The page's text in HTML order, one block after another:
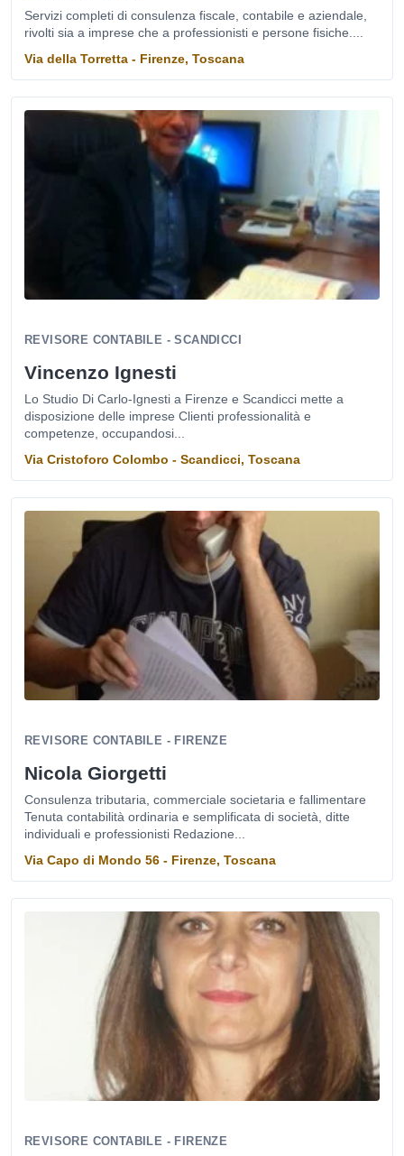
Servizi completi di consulenza fiscale, contabile e aziendale,
rivolti sia a imprese che a professionisti e persone fisiche....
Via della Torretta - Firenze, Toscana
REVISORE CONTABILE - SCANDICCI
Vincenzo Ignesti
Lo Studio Di Carlo-Ignesti a Firenze e Scandicci mette a
disposizione delle imprese Clienti professionalità e
competenze, occupandosi...
Via Cristoforo Colombo - Scandicci, Toscana
REVISORE CONTABILE - FIRENZE
Nicola Giorgetti
Consulenza tributaria, commerciale societaria e fallimentare
Tenuta contabilità ordinaria e semplificata di società, ditte
individuali e professionisti Redazione...
Via Capo di Mondo 56 - Firenze, Toscana
REVISORE CONTABILE - FIRENZE